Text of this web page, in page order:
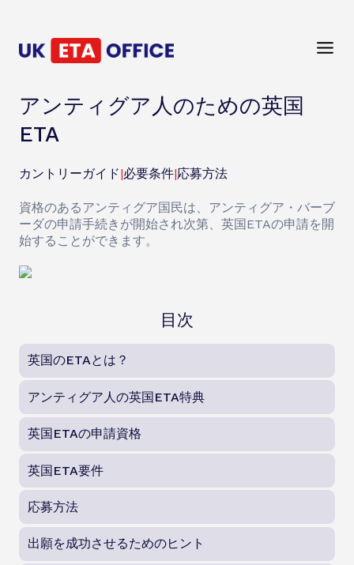
アンティグア人のための英国
ETA
カントリーガイド|必要条件|応募方法
資格のあるアンティグア国民は、アンティグア・バーブ
ーダの申請手続きが開始され次第、英国ETAの申請を開
始することができます。
目次
英国のETAとは？
アンティグア人の英国ETA特典
英国ETAの申請資格
英国ETA要件
応募方法
出願を成功させるためのヒント